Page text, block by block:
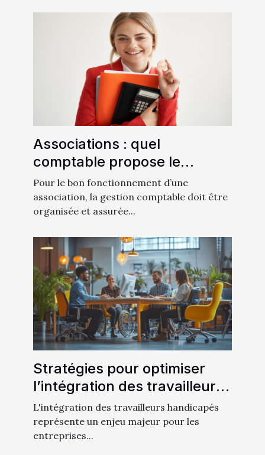
Associations : quel
comptable propose le
meilleur prix par mois ?
Pour le bon fonctionnement d’une
association, la gestion comptable doit être
organisée et assurée...
Stratégies pour optimiser
l’intégration des travailleurs
handicapés
L'intégration des travailleurs handicapés
représente un enjeu majeur pour les
entreprises...